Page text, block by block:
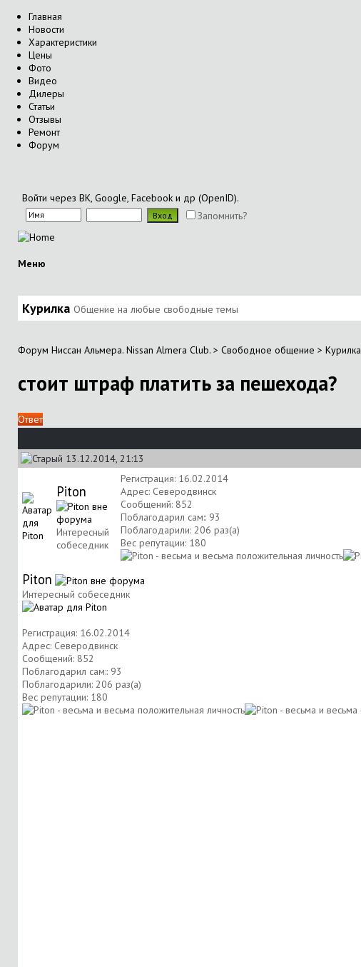
Главная
Новости
Характеристики
Цены
Фото
Видео
Дилеры
Статьи
Отзывы
Ремонт
Форум
Войти через ВК, Google, Facebook и др (OpenID).
Запомнить?
Меню
Курилка Общение на любые свободные темы
Форум Ниссан Альмера. Nissan Almera Club. > Свободное общение > Курилка
стоит штраф платить за пешехода?
Ответ
13.12.2014, 21:13
Piton
Интересный
собеседник
Регистрация: 16.02.2014
Адрес: Северодвинск
Сообщений: 852
Поблагодарил сам:: 93
Поблагодарили: 206 раз(а)
Вес репутации: 180
Piton
Интересный собеседник
Регистрация: 16.02.2014
Адрес: Северодвинск
Сообщений: 852
Поблагодарил сам:: 93
Поблагодарили: 206 раз(а)
Вес репутации: 180